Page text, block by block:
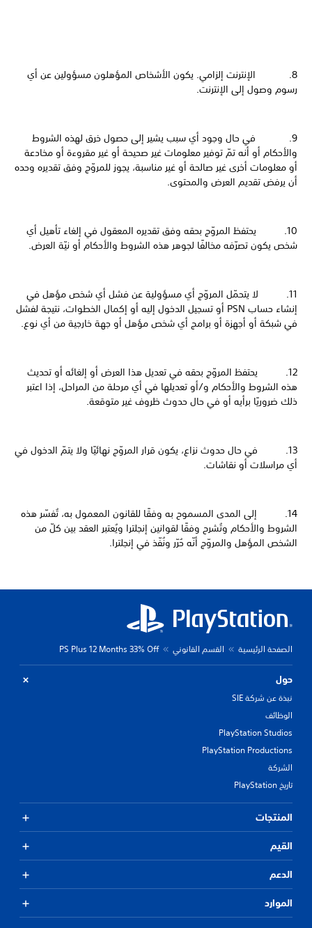
8. الإنترنت إلزامي. يكون الأشخاص المؤهلون مسؤولين عن أي
رسوم وصول إلى الإنترنت.
9. في حال وجود أي سبب يشير إلى حصول خرق لهذه الشروط
والأحكام أو أنه تمّ توفير معلومات غير صحيحة أو غير مقروءة أو مخادعة
أو معلومات أخرى غير صالحة أو غير مناسبة، يجوز للمروّج وفق تقديره وحده
أن يرفض تقديم العرض والمحتوى.
10. يحتفظ المروّج بحقه وفق تقديره المعقول في إلغاء تأهيل أي
شخص يكون تصرّفه مخالفًا لجوهر هذه الشروط والأحكام أو نيّة العرض.
11. لا يتحمّل المروّج أي مسؤولية عن فشل أي شخص مؤهل في
إنشاء حساب PSN أو تسجيل الدخول إليه أو إكمال الخطوات، نتيجة لفشل
في شبكة أو أجهزة أو برامج أي شخص مؤهل أو جهة خارجية من أي نوع.
12. يحتفظ المروّج بحقه في تعديل هذا العرض أو إلغائه أو تحديث
هذه الشروط والأحكام و/أو تعديلها في أي مرحلة من المراحل، إذا اعتبر
ذلك ضروريًا برأيه أو في حال حدوث ظروف غير متوقعة.
13. في حال حدوث نزاع، يكون قرار المروّج نهائيًا ولا يتمّ الدخول في
أي مراسلات أو نقاشات.
14. إلى المدى المسموح به وفقًا للقانون المعمول به، تُفسّر هذه
الشروط والأحكام وتُشرح وفقًا لقوانين إنجلترا ويُعتبر العقد بين كلّ من
الشخص المؤهل والمروّج أنّه حُرّر ونُفّذ في إنجلترا.
الصفحة الرئيسية القسم القانوني PS Plus 12 Months 33% Off
حول
نبذة عن شركة SIE
الوظائف
PlayStation Studios
PlayStation Productions
الشركة
تاريخ PlayStation
المنتجات
القيم
الدعم
الموارد